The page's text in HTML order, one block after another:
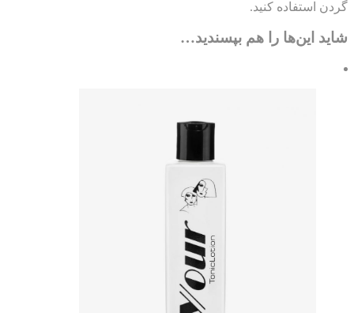
استفاده کنید.
این‌ها را هم بپسندید…